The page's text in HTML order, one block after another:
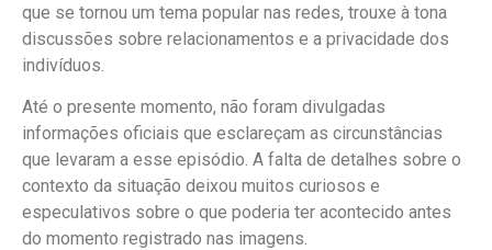
que se tornou um tema popular nas redes, trouxe à tona
discussões sobre relacionamentos e a privacidade dos
indivíduos.
Até o presente momento, não foram divulgadas
informações oficiais que esclareçam as circunstâncias
que levaram a esse episódio. A falta de detalhes sobre o
contexto da situação deixou muitos curiosos e
especulativos sobre o que poderia ter acontecido antes
do momento registrado nas imagens.